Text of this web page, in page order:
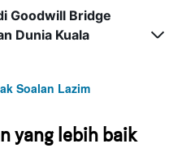
Goodwill Bridge
Dunia Kuala
Soalan Lazim
yang lebih baik